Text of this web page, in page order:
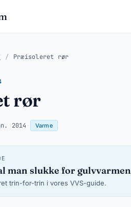
/ Præisoleret rør
rør
2014 Varme
man slukke for gulvvarmen
trin-for-trin i vores VVS-guide.